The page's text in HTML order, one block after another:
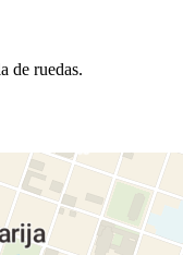
de ruedas.